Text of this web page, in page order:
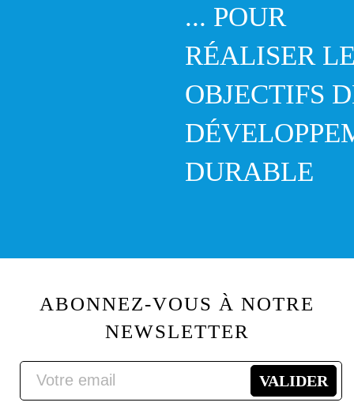
... POUR
RÉALISER
OBJECTIFS
DURABLE
ABONNEZ-VOUS À NOTRE
NEWSLETTER